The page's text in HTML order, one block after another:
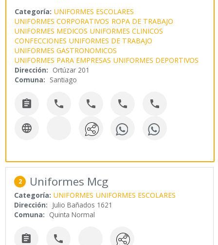
Categoría: UNIFORMES ESCOLARES
UNIFORMES CORPORATIVOS ROPA DE TRABAJO
UNIFORMES MEDICOS UNIFORMES CLINICOS
CONFECCIONES UNIFORMES DE TRABAJO
UNIFORMES GASTRONOMICOS
UNIFORMES PARA EMPRESAS UNIFORMES DEPORTIVOS
Dirección: Ortúzar 201
Comuna: Santiago
    

2 Uniformes Mcg
Categoría: UNIFORMES UNIFORMES ESCOLARES
Dirección: Julio Bañados 1621
Comuna: Quinta Normal
 